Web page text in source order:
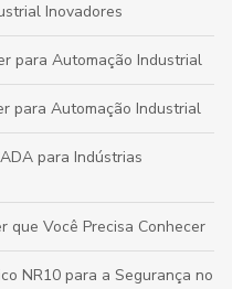
Inovadores
para Automação Industrial
para Automação Industrial
para Indústrias
que Você Precisa Conhecer
NR10 para a Segurança no